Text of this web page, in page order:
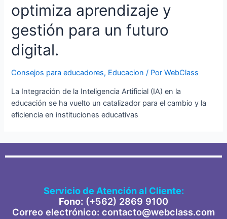
optimiza aprendizaje y
gestión para un futuro
digital.
Consejos para educadores, Educacion / PorWebClass
La Integración de la Inteligencia Artificial (IA) en la
educación se ha vuelto un catalizador para el cambio y la
eficiencia en instituciones educativas
Servicio de Atención al Cliente:
Fono: (+562) 2869 9100
Correo electrónico: contacto@webclass.com